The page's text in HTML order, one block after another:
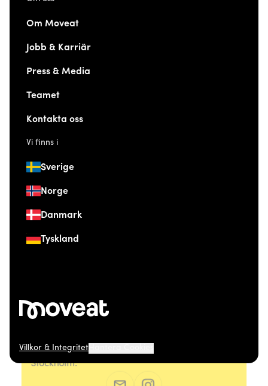
Om Moveat
Jobb & Karriär
Press & Media
Teamet
Kontakta oss
Vi finns i
Sverige
Norge
Danmark
Tyskland
Villkor & Integritet
© 2026 Moveat. Östermalmsgatan 26, 114 26
Stockholm.